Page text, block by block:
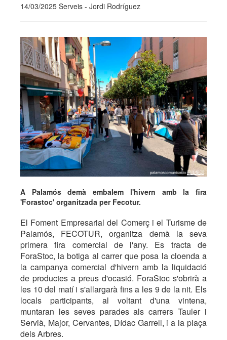
14/03/2025 Serveis - Jordi Rodríguez
A Palamós demà embalem l'hivern amb la fira
'Forastoc' organitzada per Fecotur.
El Foment Empresarial del Comerç i el Turisme de
Palamós, FECOTUR, organitza demà la seva
primera fira comercial de l'any. Es tracta de
ForaStoc, la botiga al carrer que posa la cloenda a
la campanya comercial d'hivern amb la liquidació
de productes a preus d'ocasió. ForaStoc s'obrirà a
les 10 del matí i s'allargarà fins a les 9 de la nit. Els
locals participants, al voltant d'una vintena,
muntaran les seves parades als carrers Tauler i
Servià, Major, Cervantes, Dídac Garrell, i a la plaça
dels Arbres.